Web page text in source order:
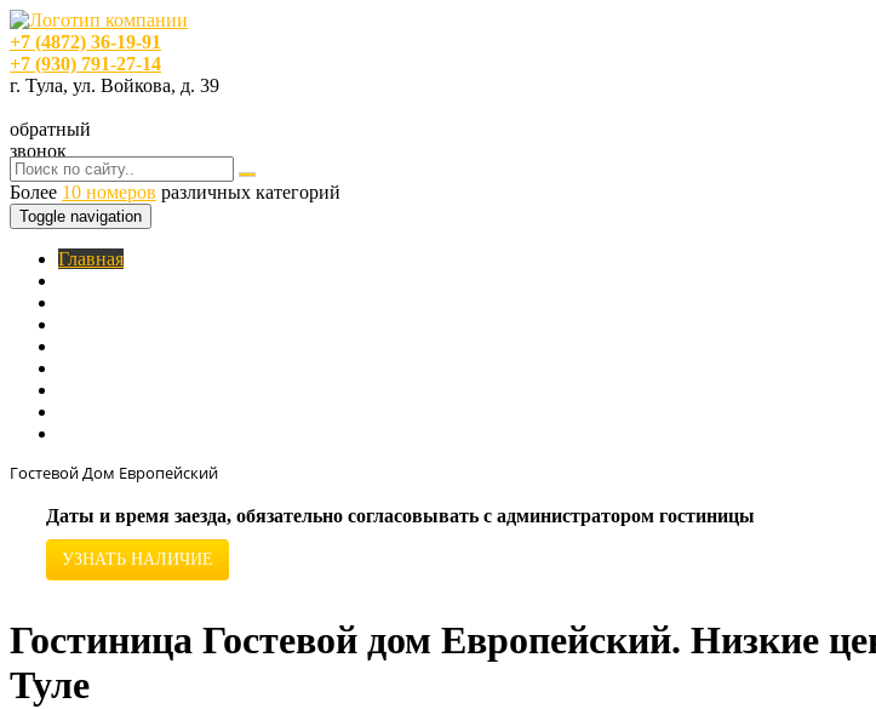
+7 (4872) 36-19-91
+7 (930) 791-27-14
г. Тула, ул. Войкова, д. 39
обратный
звонок
Более 10 номеров различных категорий
Toggle navigation
Главная
Гостевой Дом Европейский
Даты и время заезда, обязательно согласовывать с администратором гостиницы
УЗНАТЬ НАЛИЧИЕ
Гостиница Гостевой дом Европейский. Низкие
Туле